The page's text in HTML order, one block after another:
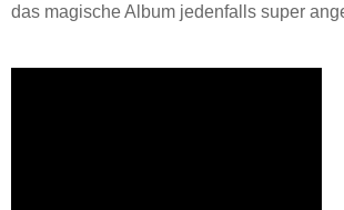
das magische Album jedenfalls super